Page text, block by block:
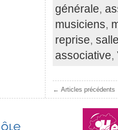
générale,
musiciens,
reprise,
associative,
← Articles précédents